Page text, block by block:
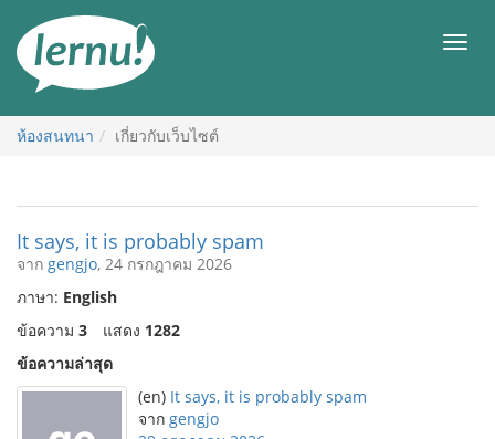
สารบัญ
เมนู
ห้องสนทนา เกี่ยวกับเว็บไซต์
It says, it is probably spam
จาก gengjo, 24 กรกฎาคม 2026
ภาษา: English
ข้อความ 3 แสดง 1282
ข้อความล่าสุด
(en) It says, it is probably spam
จาก gengjo